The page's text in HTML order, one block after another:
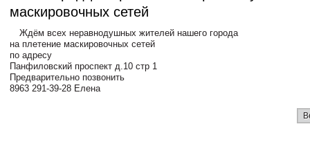
маскировочных сетей
Ждём всех неравнодушных жителей нашего города
на плетение маскировочных сетей
по адресу
Панфиловский проспект д.10 стр 1
Предварительно позвонить
8963 291-39-28 Елена